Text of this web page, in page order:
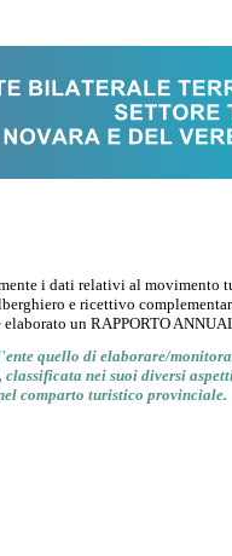
i dati relativi al movimento
e ricettivo
un RAPPORTO
quello di elaborare/
nei suoi diversi aspetti
comparto turistico provinciale.